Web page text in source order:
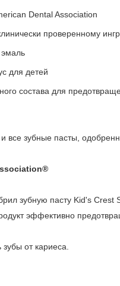
Dental Association
проверенному
эмаль
для детей
состава для
все зубные пасты,
зубную пасту Kid's Crest
эффективно
от кариеса.